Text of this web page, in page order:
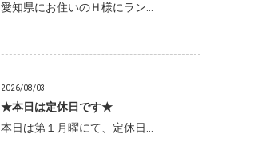
愛知県にお住いのＨ様にラン…
2026/08/03
★本日は定休日です★
本日は第１月曜にて、定休日…